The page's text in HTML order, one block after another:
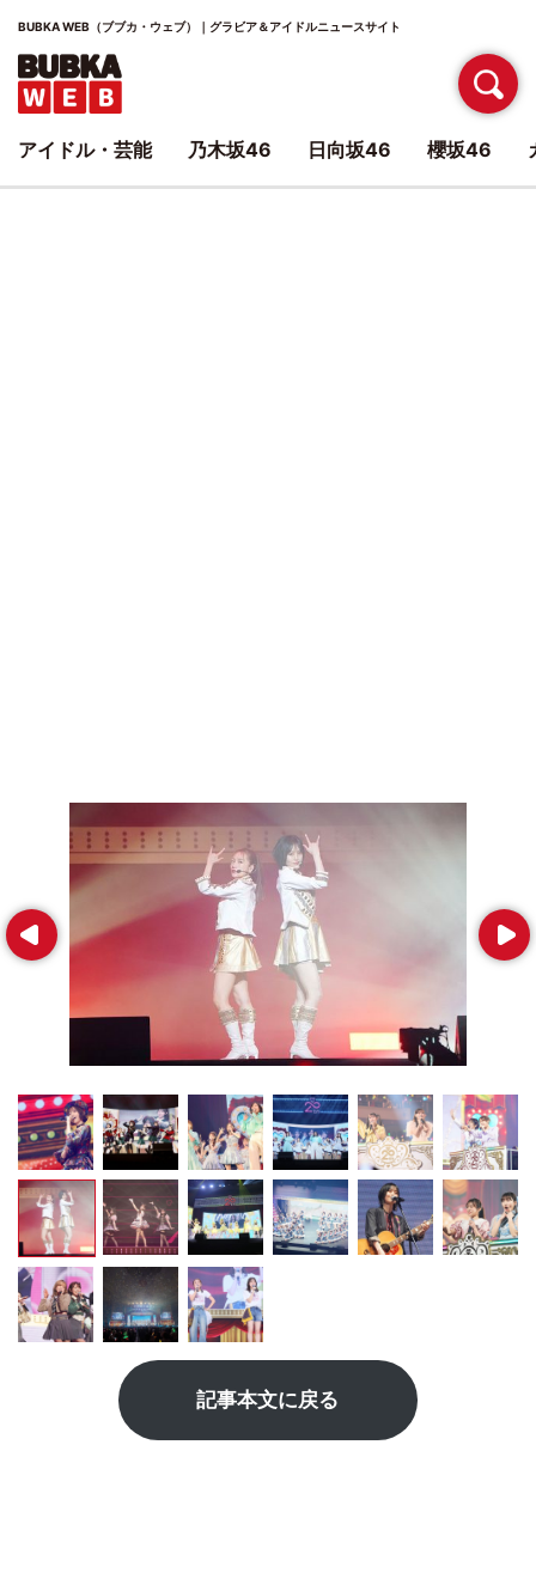
BUBKA WEB（ブブカ・ウェブ）｜グラビア＆アイドルニュースサイト
Prev Next
記事本文に戻る
アイドル・芸能 乃木坂46 日向坂46 櫻坂46